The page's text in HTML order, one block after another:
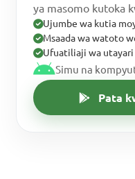
ya masomo kutoka
Ujumbe wa kutia
Msaada wa watoto
Ufuatiliaji wa
Simu na
Pata